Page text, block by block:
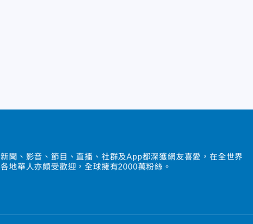
新聞、影音、節目、直播、社群及App都深獲網友喜愛，在全世界
各地華人亦頗受歡迎，全球擁有2000萬粉絲。